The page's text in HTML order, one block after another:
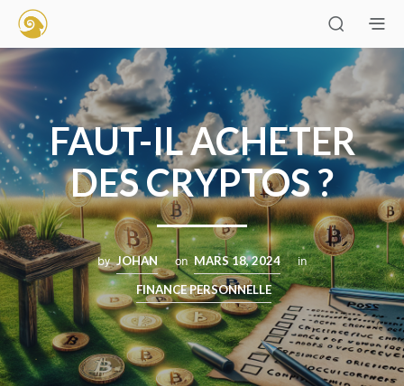
FAUT-IL ACHETER
DES CRYPTOS ?
by JOHAN on MARS 18, 2024
in
FINANCE PERSONNELLE